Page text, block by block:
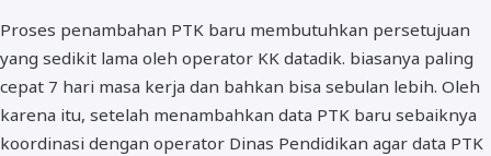
Proses penambahan PTK baru membutuhkan persetujuan
yang sedikit lama oleh operator KK datadik. biasanya paling
cepat 7 hari masa kerja dan bahkan bisa sebulan lebih. Oleh
karena itu, setelah menambahkan data PTK baru sebaiknya
koordinasi dengan operator Dinas Pendidikan agar data PTK